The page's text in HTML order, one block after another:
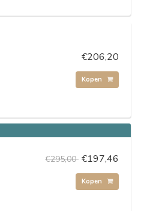
€206,20
Kopen
€295,00 €197,46
Kopen